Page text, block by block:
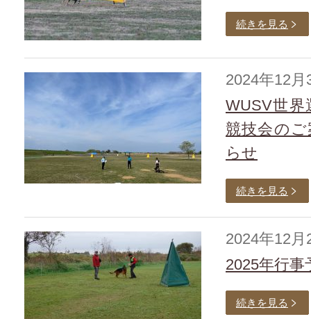
続きを見る
2024年12月
WUSV世界
競技会の
らせ
続きを見る
2024年12月
2025年行事
続きを見る